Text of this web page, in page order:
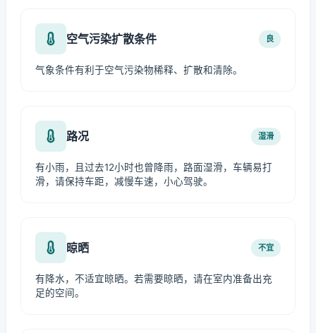
空气污染扩散条件 良
气象条件有利于空气污染物稀释、扩散和清除。
路况 湿滑
有小雨，且过去12小时也曾降雨，路面湿滑，车辆易打
滑，请保持车距，减慢车速，小心驾驶。
晾晒 不宜
有降水，不适宜晾晒。若需要晾晒，请在室内准备出充
足的空间。